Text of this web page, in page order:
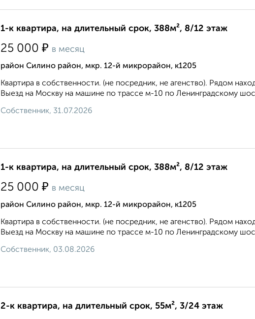
1-к квартира, на длительный срок, 388м², 8/12 этаж
25 000 ₽ в месяц
район Силино район, мкр. 12-й микрорайон, к1205
Квартира в собственности. (не посредник, не агенство). Рядом
Выезд на Москву на машине по трассе м-10 по Ленинградскому
Собственник, 31.07.2026
1-к квартира, на длительный срок, 388м², 8/12 этаж
25 000 ₽ в месяц
район Силино район, мкр. 12-й микрорайон, к1205
Квартира в собственности. (не посредник, не агенство). Рядом
Выезд на Москву на машине по трассе м-10 по Ленинградскому
Собственник, 03.08.2026
2-к квартира, на длительный срок, 55м², 3/24 этаж